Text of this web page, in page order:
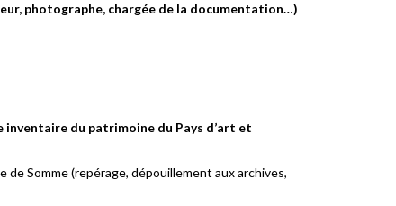
photographe, chargée de la documentation…)
inventaire du patrimoine du Pays d’art et
de Somme (repérage, dépouillement aux archives,